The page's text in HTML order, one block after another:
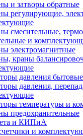
и затворы обратные
регулирующие,
смесительные,
и
электромагнитные
краны
давления бытовые
давления,
температуры и
предохранительные
и КИПиА
и